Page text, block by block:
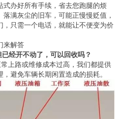
式办好所有手续，省去您跑腿的烦
满灰尘的旧车，可能正慢慢贬值，
只需一个电话，就能让不便变为价
来解答
经开不动了，可以回收吗？
上路或维修成本过高，我们都提供
避免车辆长期闲置造成的损耗。